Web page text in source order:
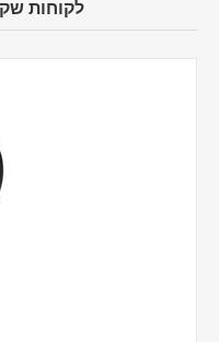
לקוחות